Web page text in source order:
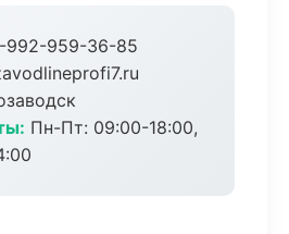
992-959-36-85
Пн-Пт: 09:00-18:00,